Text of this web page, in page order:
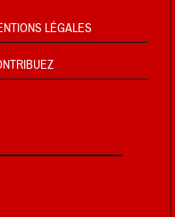
LÉGALES